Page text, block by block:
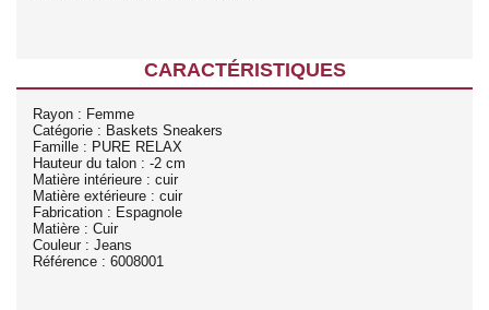
CARACTÉRISTIQUES
Rayon : Femme
Catégorie : Baskets Sneakers
Famille : PURE RELAX
Hauteur du talon : -2 cm
Matière intérieure : cuir
Matière extérieure : cuir
Fabrication : Espagnole
Matière : Cuir
Couleur : Jeans
Référence : 6008001